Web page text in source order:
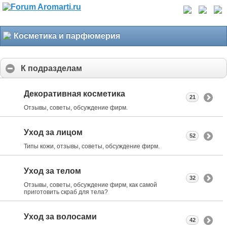
Косметика и парфюмерия
К подразделам
Декоративная косметика
Отзывы, советы, обсуждение фирм.
21
Уход за лицом
Типы кожи, отзывы, советы, обсуждение фирм.
52
Уход за телом
Отзывы, советы, обсуждение фирм, как самой
приготовить скраб для тела?
32
Уход за волосами 42